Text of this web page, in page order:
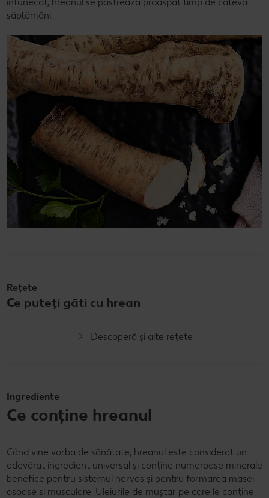
săptămâni.
Rețete
Ce puteți găti cu hrean
Descoperă și alte rețete
Ingrediente
Ce conține hreanul
Când vine vorba de sănătate, hreanul este considerat un
adevărat ingredient universal și conține numeroase minerale
benefice pentru sistemul nervos și pentru formarea masei
osoase si musculare. Uleiurile de muștar pe care le conține